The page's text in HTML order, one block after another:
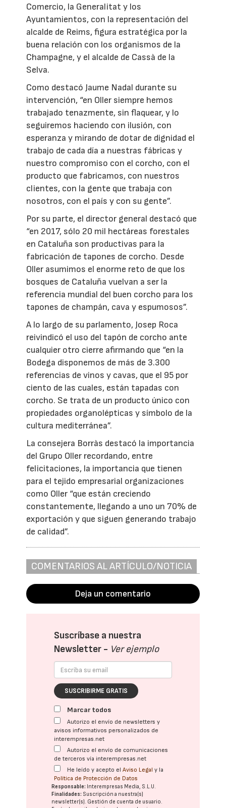
Comercio, la Generalitat y los
Ayuntamientos, con la representación del
alcalde de Reims, figura estratégica por la
buena relación con los organismos de la
Champagne, y el alcalde de Cassà de la
Selva.
Como destacó Jaume Nadal durante su
intervención, “en Oller siempre hemos
trabajado tenazmente, sin flaquear, y lo
seguiremos haciendo con ilusión, con
esperanza y mirando de dotar de dignidad el
trabajo de cada día a nuestras fábricas y
nuestro compromiso con el corcho, con el
producto que fabricamos, con nuestros
clientes, con la gente que trabaja con
nosotros, con el país y con su gente”.
Por su parte, el director general destacó que
“en 2017, sólo 20 mil hectáreas forestales
en Cataluña son productivas para la
fabricación de tapones de corcho. Desde
Oller asumimos el enorme reto de que los
bosques de Cataluña vuelvan a ser la
referencia mundial del buen corcho para los
tapones de champán, cava y espumosos”.
A lo largo de su parlamento, Josep Roca
reivindicó el uso del tapón de corcho ante
cualquier otro cierre afirmando que “en la
Bodega disponemos de más de 3.300
referencias de vinos y cavas, que el 95 por
ciento de las cuales, están tapadas con
corcho. Se trata de un producto único con
propiedades organolépticas y símbolo de la
cultura mediterránea”.
La consejera Borràs destacó la importancia
del Grupo Oller recordando, entre
felicitaciones, la importancia que tienen
para el tejido empresarial organizaciones
como Oller “que están creciendo
constantemente, llegando a uno un 70% de
exportación y que siguen generando trabajo
de calidad”.
COMENTARIOS AL ARTÍCULO/NOTICIA
Deja un comentario
Suscríbase a nuestra
Newsletter - Ver ejemplo
SUSCRIBIRME GRATIS
Marcar todos
Autorizo el envío de newsletters y
avisos informativos personalizados de
interempresas.net
Autorizo el envío de comunicaciones
de terceros vía interempresas.net
He leído y acepto elAviso Legal y la
Política de Protección de Datos
Responsable: Interempresas Media, S.L.U.
Finalidades: Suscripción a nuestra(s)
newsletter(s). Gestión de cuenta de usuario.